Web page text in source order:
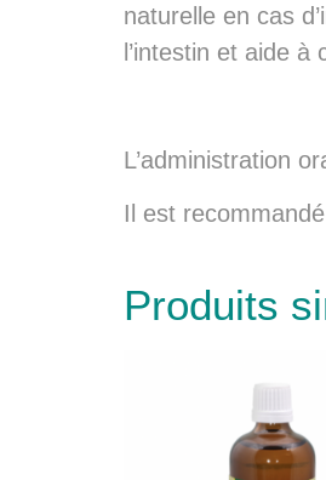
naturelle en cas
l’intestin et aide
L’administration
Il est
Produits